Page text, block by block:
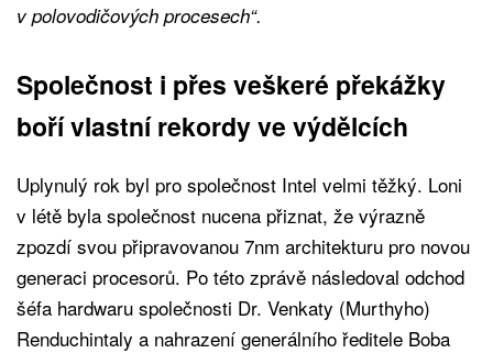
v polovodičových procesech“.
Společnost i přes veškeré překážky
boří vlastní rekordy ve výdělcích
Uplynulý rok byl pro společnost Intel velmi těžký. Loni
v létě byla společnost nucena přiznat, že výrazně
zpozdí svou připravovanou 7nm architekturu pro novou
generaci procesorů. Po této zprávě následoval odchod
šéfa hardwaru společnosti Dr. Venkaty (Murthyho)
Renduchintaly a nahrazení generálního ředitele Boba